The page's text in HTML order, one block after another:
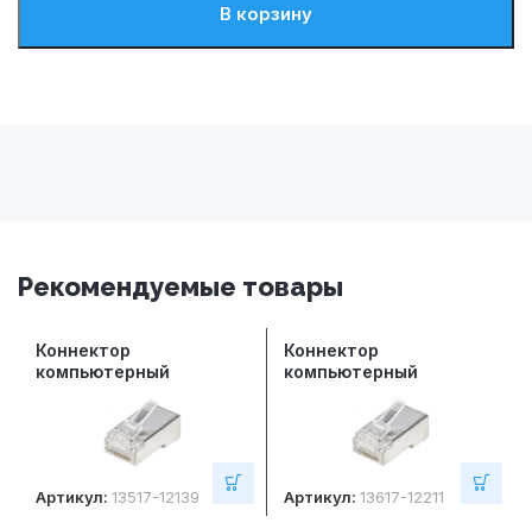
В корзину
Рекомендуемые товары
Коннектор
компьютерный
CAT5e 8Р8С
Артикул: 13517-12139
Коннектор
компьютерный
CAT6 8Р8С
Артикул: 13617-12211